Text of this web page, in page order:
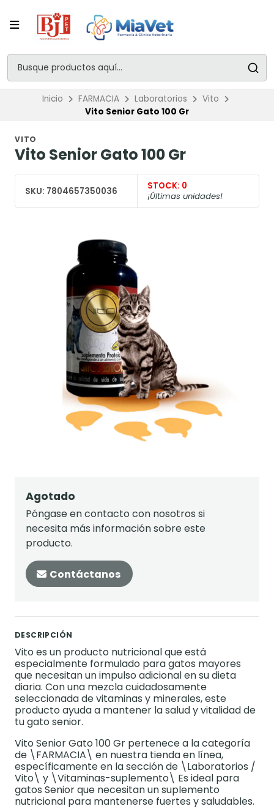
Inicio FARMACIA Laboratorios
Vito
Vito Senior Gato 100 Gr
VITO
Vito Senior Gato 100 Gr
SKU: 7804657350036 STOCK: 0
¡Últimas unidades!
Agotado
Póngase en contacto con nosotros si
necesita más información sobre este
producto.
Contáctanos
DESCRIPCIÓN
Vito es un producto nutricional que está
especialmente formulado para gatos mayores
que necesitan un impulso adicional en su dieta
diaria. Con una mezcla cuidadosamente
seleccionada de vitaminas y minerales, este
producto ayuda a mantener la salud y vitalidad de
tu gato senior.
Vito Senior Gato 100 Gr pertenece a la categoría
de \FARMACIA\ en nuestra tienda en línea,
específicamente en la sección de \Laboratorios /
Vito\ y \Vitaminas-suplemento\ Es ideal para
gatos Senior que necesitan un suplemento
nutricional para mantenerse fuertes y saludables.